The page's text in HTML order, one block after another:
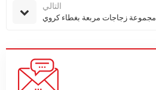
التالي
مجموعة زجاجات مربعة بغطاء كروي